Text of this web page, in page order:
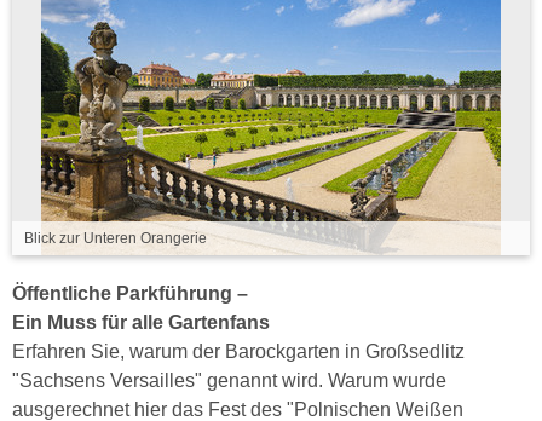
Blick zur Unteren Orangerie
Öffentliche Parkführung –
Ein Muss für alle Gartenfans
Erfahren Sie, warum der Barockgarten in Großsedlitz
"Sachsens Versailles" genannt wird. Warum wurde
ausgerechnet hier das Fest des "Polnischen Weißen